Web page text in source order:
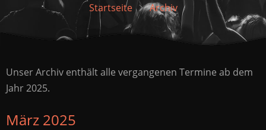
Startseite Archiv
Unser Archiv enthält alle vergangenen Termine ab dem
Jahr 2025.
März 2025
Seite
Seite
Seite
Seite
Seite